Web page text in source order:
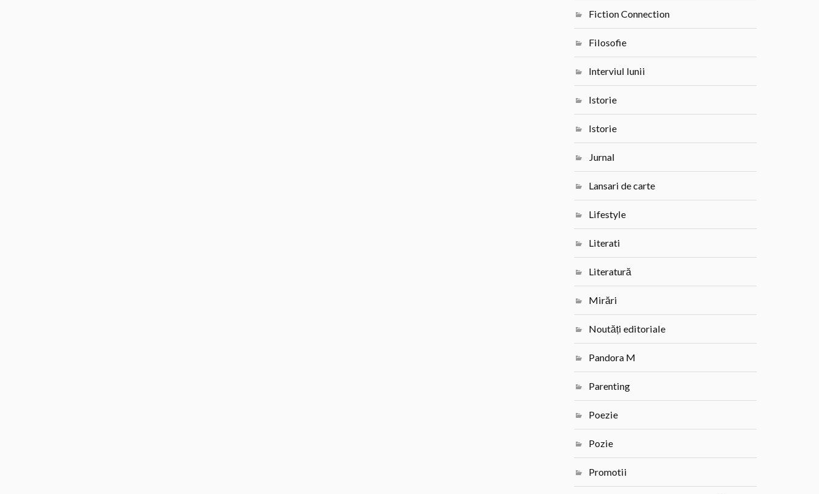
Fiction Connection
Filosofie
Interviul lunii
Istorie
Istorie
Jurnal
Lansari de carte
Lifestyle
Literati
Literatură
Mirări
Noutăți editoriale
Pandora M
Parenting
Poezie
Pozie
Promotii